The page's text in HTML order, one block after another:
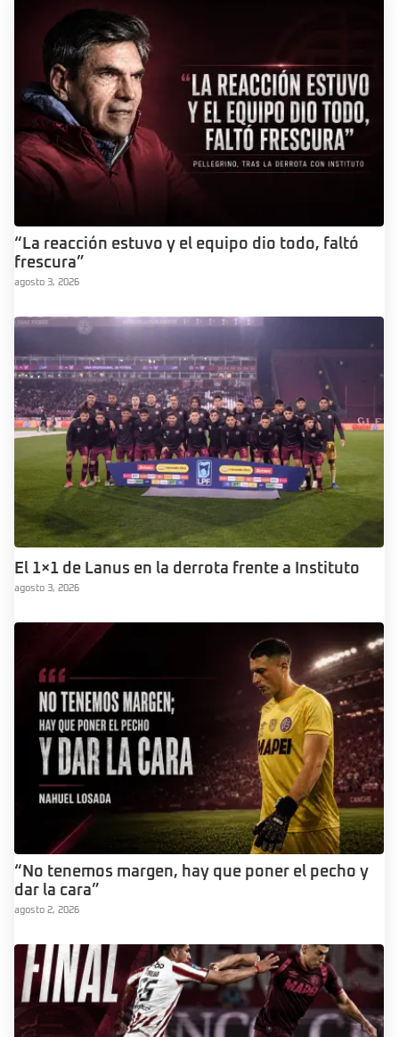
“La reacción estuvo y el equipo dio todo, faltó
frescura”
agosto 3, 2026
El 1×1 de Lanus en la derrota frente a Instituto
agosto 3, 2026
“No tenemos margen, hay que poner el pecho y
dar la cara”
agosto 2, 2026